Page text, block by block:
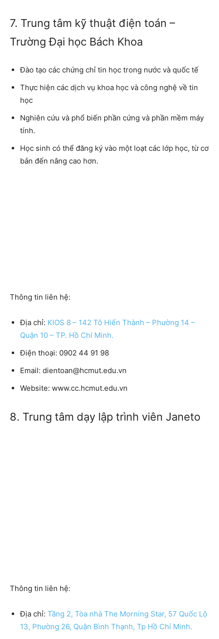
7. Trung tâm kỹ thuật điện toán –
Trường Đại học Bách Khoa
Đào tạo các chứng chỉ tin học trong nước và quốc tế
Thực hiện các dịch vụ khoa học và công nghệ về tin
học
Nghiên cứu và phổ biến phần cứng và phần mềm máy
tính.
Học sinh có thể đăng ký vào một loạt các lớp học, từ cơ
bản đến nâng cao hơn.
Thông tin liên hệ:
Địa chỉ: KIOS 8 – 142 Tô Hiến Thành – Phường 14 –
Quận 10 – TP. Hồ Chí Minh.
Điện thoại: 0902 44 91 98
Email: dientoan@hcmut.edu.vn
Website: www.cc.hcmut.edu.vn
8. Trung tâm dạy lập trình viên Janeto
Thông tin liên hệ:
Địa chỉ: Tầng 2, Tòa nhà The Morning Star, 57 Quốc Lộ
13, Phường 26, Quận Bình Thạnh, Tp Hồ Chí Minh.